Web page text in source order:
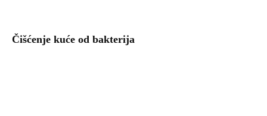
Čišćenje kuće od bakterija